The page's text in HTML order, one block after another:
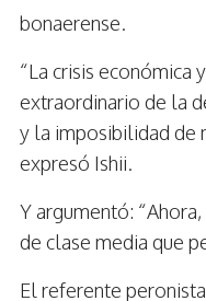
bonaerense.
“La crisis
extraordinario de la
y la imposibilidad de
expresó Ishii.
Y argumentó:
de clase media que
El referente